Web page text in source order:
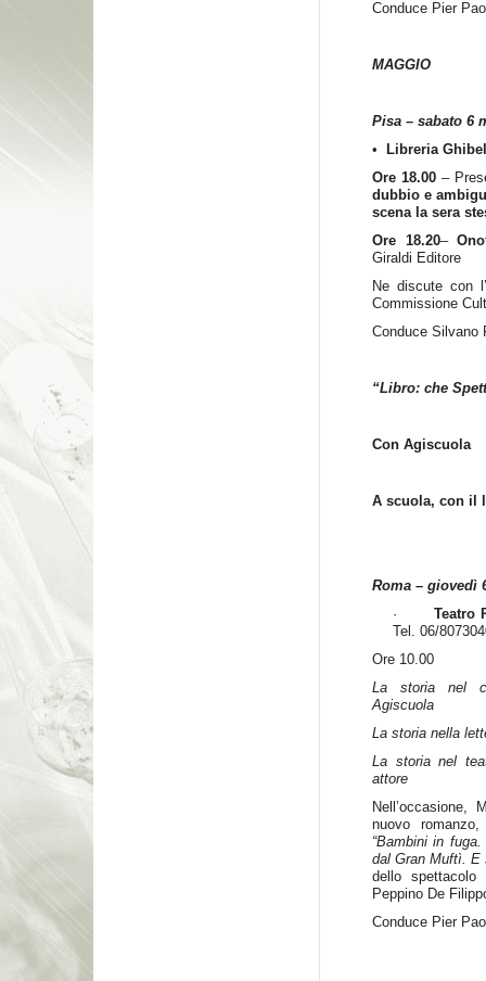
Conduce Pier
MAGGIO
Pisa – sabato 6
•
Libreria
Ore 18.00 –
dubbio e
scena la sera
Ore 18.20–
Giraldi Editore
Ne discute con
Commissione
Conduce
“Libro: che
Con Agiscuola
A scuola, con il
Roma – giovedì
·
Teatro
Tel. 06/
Ore 10.00
La storia nel
Agiscuola
La storia nella
La storia nel
attore
Nell’occasione,
nuovo
“Bambini in
dal Gran Muftì. E
dello spettacolo
Peppino De
Conduce Pier